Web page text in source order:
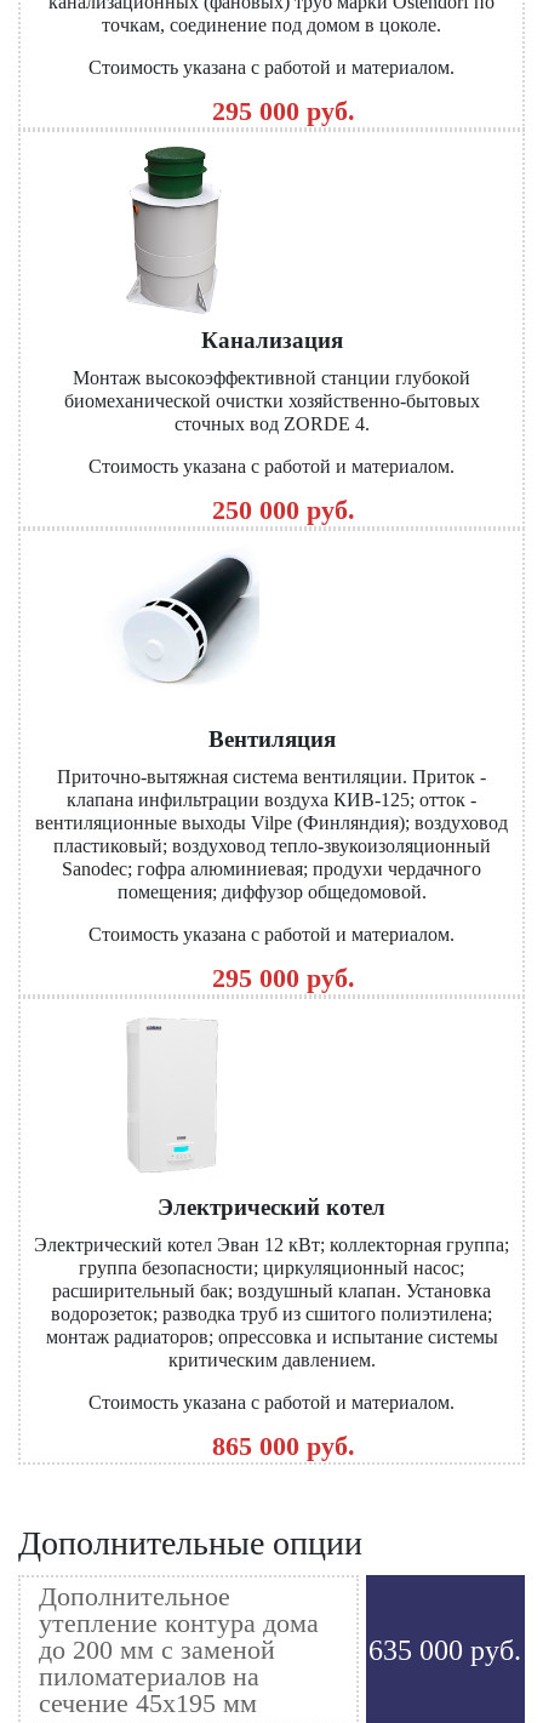
точкам, соединение под домом в цоколе.
Стоимость указана с работой и материалом.
295 000 руб.
Канализация
Монтаж высокоэффективной станции глубокой
биомеханической очистки хозяйственно-бытовых
сточных вод ZORDE 4.
Стоимость указана с работой и материалом.
250 000 руб.
Вентиляция
Приточно-вытяжная система вентиляции. Приток -
клапана инфильтрации воздуха КИВ-125; отток -
вентиляционные выходы Vilpe (Финляндия); воздуховод
пластиковый; воздуховод тепло-звукоизоляционный
Sanodec; гофра алюминиевая; продухи чердачного
помещения; диффузор общедомовой.
Стоимость указана с работой и материалом.
295 000 руб.
Электрический котел
Электрический котел Эван 12 кВт; коллекторная группа;
группа безопасности; циркуляционный насос;
расширительный бак; воздушный клапан. Установка
водорозеток; разводка труб из сшитого полиэтилена;
монтаж радиаторов; опрессовка и испытание системы
критическим давлением.
Стоимость указана с работой и материалом.
865 000 руб.
Дополнительные опции
Дополнительное
утепление контура дома
до 200 мм с заменой
пиломатериалов на
сечение 45х195 мм
635 000 руб.